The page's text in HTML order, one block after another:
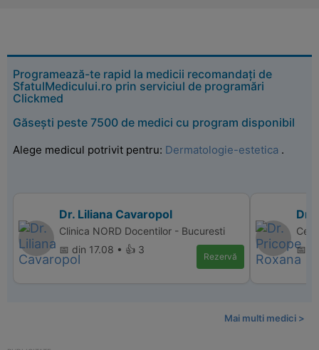
Programează-te rapid la medicii recomandați de
SfatulMedicului.ro prin serviciul de programări
Clickmed
Găsești peste 7500 de medici cu program disponibil
Alege medicul potrivit pentru: Dermatologie-estetica .
Dr. Liliana Cavaropol
Clinica NORD Docentilor - Bucuresti
📅 din 17.08 • 👍 3
Rezervă
Dr.
📅
Mai multi medici >